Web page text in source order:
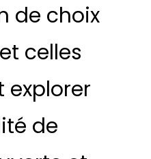
de choix
celles
explorer
de